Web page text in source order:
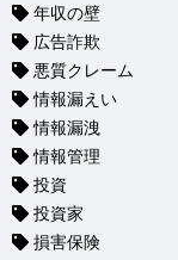
年収の壁
広告詐欺
悪質クレーム
情報漏えい
情報漏洩
情報管理
投資
投資家
損害保険